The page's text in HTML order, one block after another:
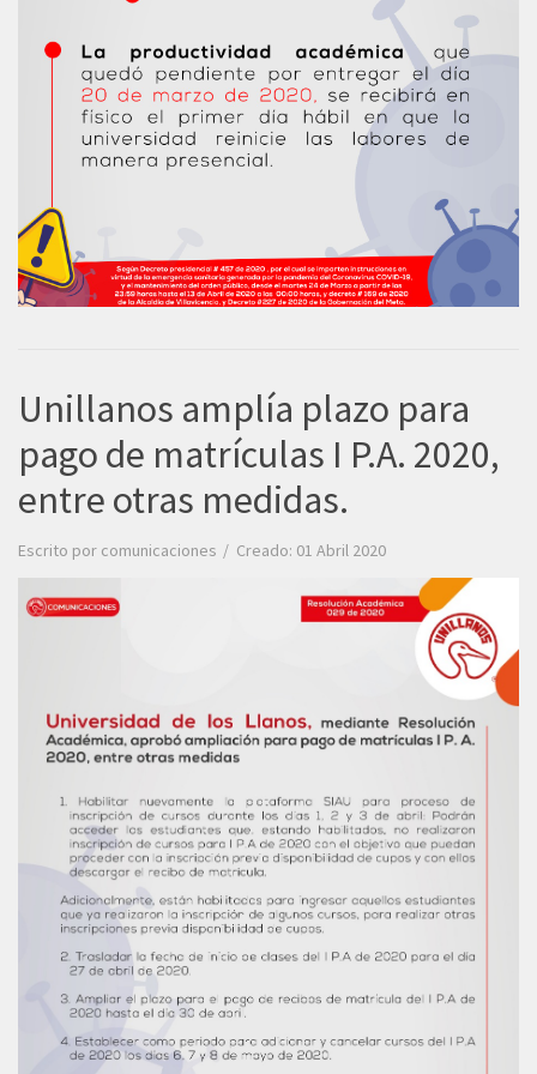
Unillanos amplía plazo para
pago de matrículas I P.A. 2020,
entre otras medidas.
Escrito por comunicaciones Creado: 01 Abril 2020